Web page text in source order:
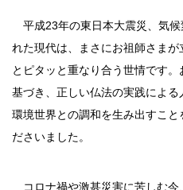
平成23年の東日本大震災、気
れた現代は、まさにお祖師さま
とピタッと重なり合う世情です
基づき、正しい仏法の実践によ
環境世界との調和を生み出すこと
ださいました。
コロナ禍や激甚災害に苦しむ今